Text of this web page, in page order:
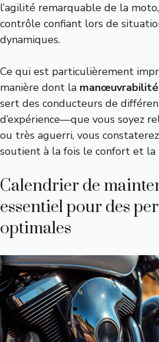
l’agilité remarquable de la
contrôle confiant lors de
dynamiques.
Ce qui est particulièrement
manière dont la
sert des conducteurs de
d’expérience—que vous soyez
ou très aguerri, vous
soutient à la fois le confort et la
Calendrier de
essentiel pour des
optimales